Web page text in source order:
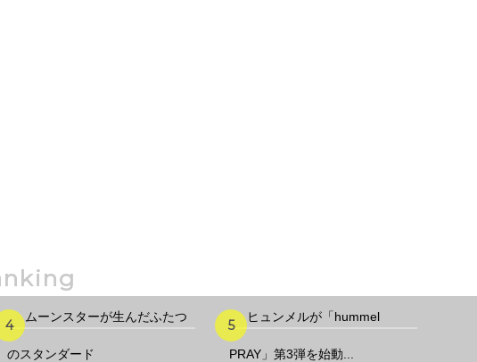
ムーンスターが生んだふたつ
のスタンダード
ヒュンメルが「hummel
PRAY」第3弾を始動...